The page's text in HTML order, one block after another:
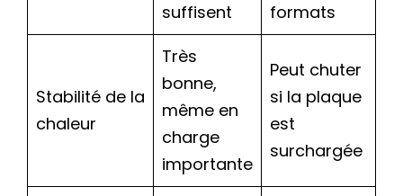
suffisent
formats
Stabilité de la
chaleur
Très
bonne,
même en
charge
importante
Peut chuter
si la plaque
est
surchargée